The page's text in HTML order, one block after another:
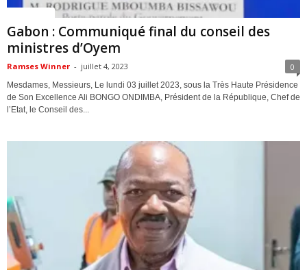
Gabon : Communiqué final du conseil des
ministres d’Oyem
Ramses Winner - juillet 4, 2023 0
Mesdames, Messieurs, Le lundi 03 juillet 2023, sous la Très Haute Présidence
de Son Excellence Ali BONGO ONDIMBA, Président de la République, Chef de
l’Etat, le Conseil des...